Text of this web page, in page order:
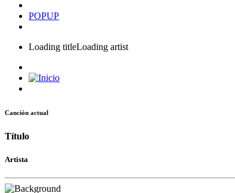
POPUP
Loading titleLoading artist
Canción actual
Título
Artista